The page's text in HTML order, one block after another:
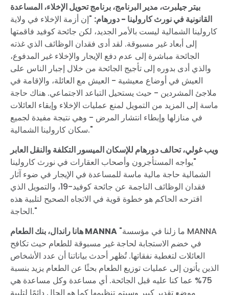
بيتر جيلبرت، مدير البرنامج، برنامج تحويل الإخلاء، المساعدة
القانونية في نورث كارولينا - دورهام: "إن أزمة الإخلاء في ولاية
كارولينا الشمالية ليست بالأمر الجديد، لكن جائحة كوفيد فاقمتها
إلى أبعاد غير مسبوقة. لقد أدى فقدان الوظائف الذي غذته
الجائحة مباشرة إلى عدم دفع الإيجار والإخلاء غير المدفوع،
والذي أدى بدوره إلى تأجيج الجائحة من خلال إجبار الناس على
العيش في أوضاع معيشية - العيش مع العائلة، والإقامة في
ملاجئ المشردين - حيث يستحيل التباعد الاجتماعي. هناك حاجة
ماسة إلى المزيد من التمويل لمنع عمليات الإخلاء وإبقاء العائلات
في منازلها وإبطاء انتشار المرض - وهي نتيجة مفيدة لجميع
سكان كارولينا الشمالية."
ويب غولي، تحالف دورهام للإسكان الميسور التكلفة والنقل العابر
"يواجه المستأجرون وأصحاب العقارات في نورث كارولينا
الشمالية حاجة مالية ماسة للمساعدة في الإيجار في ضوء آثار
فقدان الوظائف الناجمة عن جائحة كوفيد-19، والتمويل الذي
اقترحه الحاكم هو خطوة قوية في الاتجاه الصحيح لتلبية هذه
الحاجة."
هانا راندال، بنك الطعام MANNA "ما زلنا في مؤسسة MANNA
في خضم الاستجابة لحاجة غير مسبوقة للطعام حيث تكافح
العائلات لتغطية نفقاتها. تُظهر أحدث بياناتنا أن عدد الأشخاص
الذين يأتون إلى عمليات توزيع الطعام بحثًا عن الطعام يزيد بنسبة
75% عما كنا عليه قبل الجائحة. أي مساعدة وكل مساعدة هي
موضع تقدير كبير وسيتم تنظيمها كما هو الحال دائمًا لتلبية